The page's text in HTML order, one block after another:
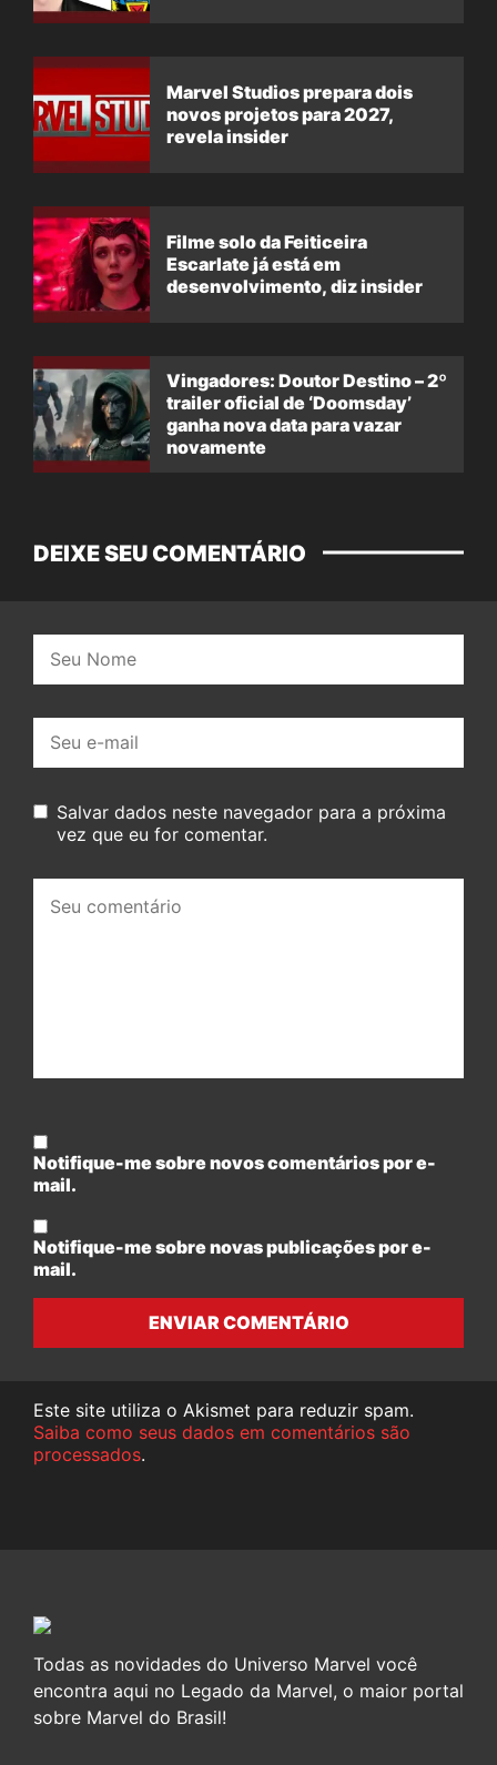
Marvel Studios prepara dois
novos projetos para 2027,
revela insider
Filme solo da Feiticeira
Escarlate já está em
desenvolvimento, diz insider
Vingadores: Doutor Destino – 2º
trailer oficial de ‘Doomsday’
ganha nova data para vazar
novamente
DEIXE SEU COMENTÁRIO
mail:
Salvar dados neste navegador para a próxima
vez que eu for comentar.
comentário:
Notifique-me sobre novos comentários por e-
mail.
Notifique-me sobre novas publicações por e-
mail.
ENVIAR COMENTÁRIO
Este site utiliza o Akismet para reduzir spam.
Saiba como seus dados em comentários são
processados.
Todas as novidades do Universo Marvel você
encontra aqui no Legado da Marvel, o maior portal
sobre Marvel do Brasil!